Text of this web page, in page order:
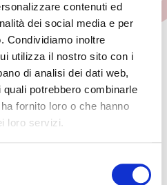
contenuti ed
dei social media e per
Condividiamo inoltre
utilizza il nostro sito con i
di analisi dei dati web,
potrebbero combinarle
fornito loro o che hanno
loro servizi.
/ FORMAZIONE GENERALE